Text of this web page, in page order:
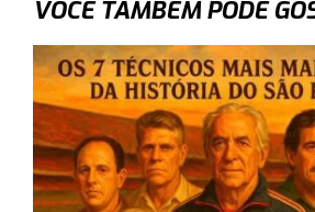
VOCÊ TAMBÉM PODE